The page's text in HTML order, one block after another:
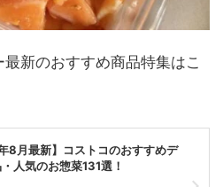
新のおすすめ商品特集はこ
8月最新】コストコのおすすめデ
人気のお惣菜131選！